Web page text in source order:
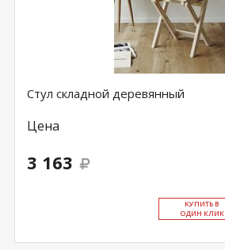
Стул складной деревянный
Цена
3 163
КУ­ПИТЬ В
ОДИН КЛИК